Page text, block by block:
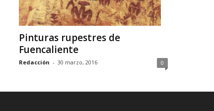
Pinturas rupestres de
Fuencaliente
Redacción - 30 marzo, 2016 0